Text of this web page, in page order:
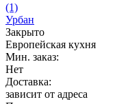
(1)
Урбан
Закрыто
Европейская кухня
Мин. заказ:
Нет
Доставка:
зависит от адреса